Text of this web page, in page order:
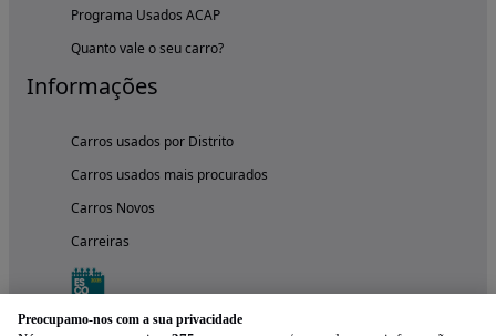
Programa Usados ACAP
Quanto vale o seu carro?
Informações
Carros usados por Distrito
Carros usados mais procurados
Carros Novos
Carreiras
Preocupamo-nos com a sua privacidade